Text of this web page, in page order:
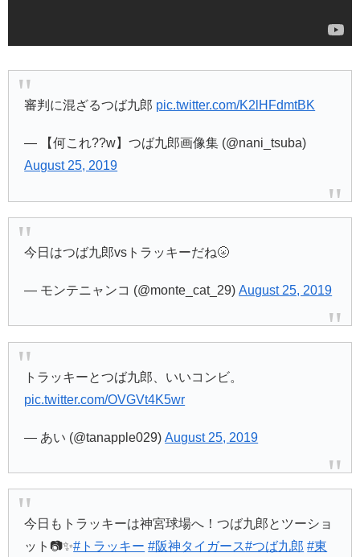
審判に混ざるつば九郎 pic.twitter.com/K2lHFdmtBK
— 【何これ??w】つば九郎画像集 (@nani_tsuba)
August 25, 2019
今日はつば九郎vsトラッキーだね🌝
— モンテニャンコ (@monte_cat_29)August 25, 2019
トラッキーとつば九郎、いいコンビ。
pic.twitter.com/OVGVt4K5wr
— あい (@tanapple029)August 25, 2019
今日もトラッキーは神宮球場へ！つば九郎とツーショ
ット📷✨#トラッキー #阪神タイガース#つば九郎 #東